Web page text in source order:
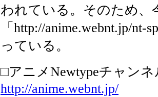
われている。そのため、
「http://anime.webnt.jp/nt-
っている。
□アニメNewtypeチャン
http://anime.webnt.jp/